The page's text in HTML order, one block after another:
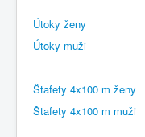
Útoky ženy
Útoky muži
Štafety 4x100 m ženy
Štafety 4x100 m muži